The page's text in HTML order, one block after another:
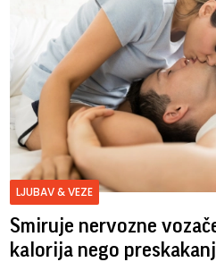
LJUBAV & VEZE
Smiruje nervozne
kalorija nego